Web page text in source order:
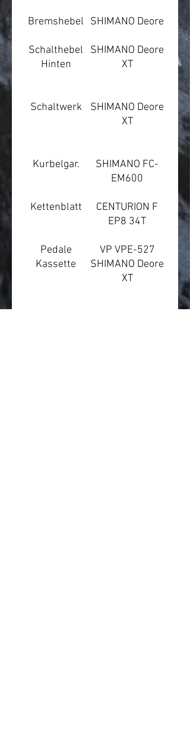
Bremshebel SHIMANO Deore
Schalthebel
Hinten
SHIMANO Deore
XT
Schaltwerk
SHIMANO Deore
XT
Kurbelgar.
SHIMANO FC-
EM600
Kettenblatt
CENTURION F
EP8 34T
Pedale
VP VPE-527
Kassette
SHIMANO Deore
XT